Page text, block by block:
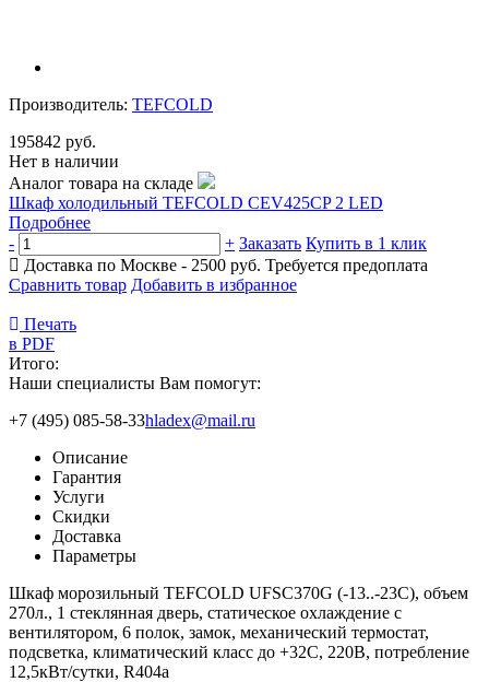
Производитель: TEFCOLD
195842 руб.
Нет в наличии
Аналог товара на складе
Шкаф холодильный TEFCOLD CEV425CP 2 LED
Подробнее
-
+ Заказать Купить в 1 клик
Доставка по Москве - 2500 руб. Требуется предоплата
Сравнить товар Добавить в избранное
Печать
в PDF
Итого:
Наши специалисты Вам помогут:
+7 (495) 085-58-33hladex@mail.ru
Описание
Гарантия
Услуги
Скидки
Доставка
Параметры
Шкаф морозильный TEFCOLD UFSC370G (-13..-23С), объем
270л., 1 стеклянная дверь, статическое охлаждение с
вентилятором, 6 полок, замок, механический термостат,
подсветка, климатический класс до +32С, 220В, потребление
12,5кВт/сутки, R404a